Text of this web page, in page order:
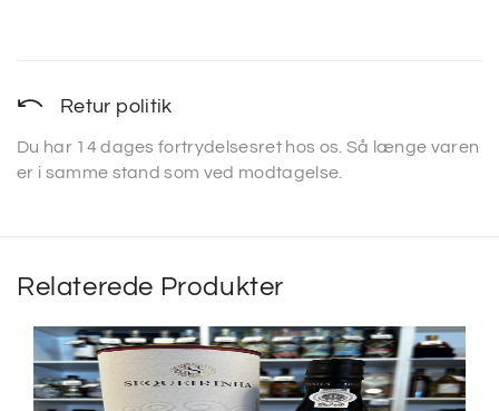
Retur politik
Du har 14 dages fortrydelsesret hos os. Så længe varen
er i samme stand som ved modtagelse.
Relaterede Produkter